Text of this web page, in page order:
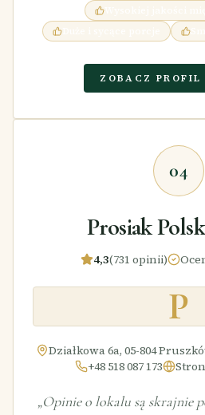
Wysokiej jakości
ZOBACZ PROFIL
04
Prosiak
4,3(731 opinii)
P
Działkowa 6a, 05-804
+48 518 087 173
„Opinie o lokalu są skrajnie